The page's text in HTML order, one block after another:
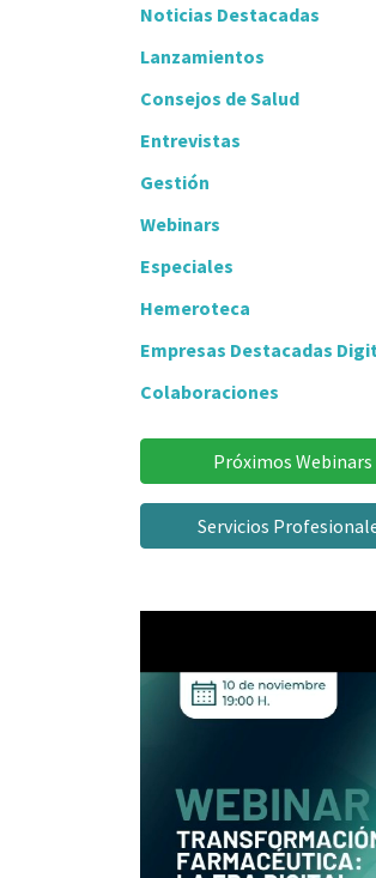
Noticias Destacadas
Lanzamientos
Consejos de Salud
Entrevistas
Gestión
Webinars
Especiales
Hemeroteca
Empresas Destacadas
Colaboraciones
Próximos Webinars
Servicios